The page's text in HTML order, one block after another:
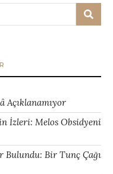
Açıklanamıyor
İzleri: Melos Obsidyeni
Bulundu: Bir Tunç Çağı